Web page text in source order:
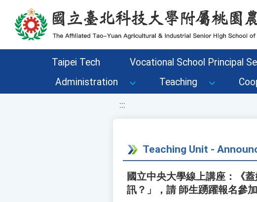
移至網頁之主要內容區位置
Taipei Tech Vocational School Principal
Administration
Teaching
:::
Teaching Unit -
國立中央大學線上講座：《
訊？」，請 師生踴躍報名參加